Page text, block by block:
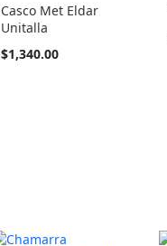
Casco Met Eldar
Unitalla
Tan
$1,340.00